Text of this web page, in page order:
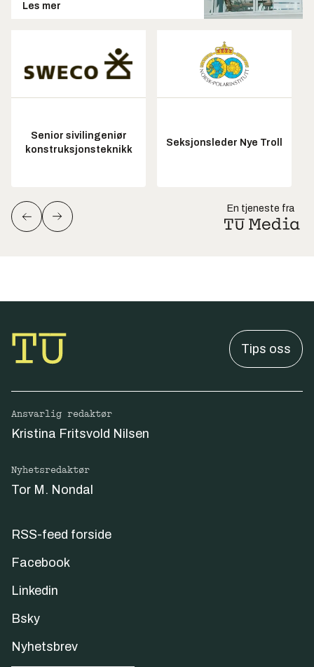
Les mer
Senior sivilingeniør
konstruksjonsteknikk
Seksjonsleder Nye Troll
En tjeneste fra
Tips oss
Ansvarlig redaktør
Kristina Fritsvold Nilsen
Nyhetsredaktør
Tor M. Nondal
RSS-feed forside
Facebook
Linkedin
Bsky
Nyhetsbrev